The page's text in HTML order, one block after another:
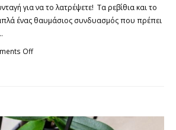
για να το λατρέψετε! Τα ρεβίθια και το
ένας θαυμάσιος συνδυασμός που πρέπει
Off